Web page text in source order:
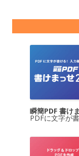
瞬簡PDF 書け
PDFに文字が